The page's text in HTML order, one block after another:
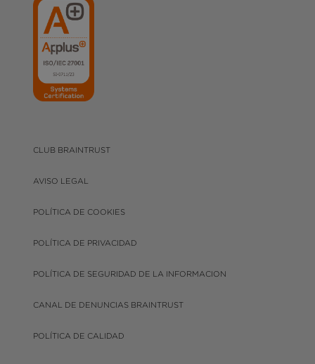
CLUB BRAINTRUST
AVISO LEGAL
POLÍTICA DE COOKIES
POLÍTICA DE PRIVACIDAD
POLÍTICA DE SEGURIDAD DE LA INFORMACION
CANAL DE DENUNCIAS BRAINTRUST
POLÍTICA DE CALIDAD